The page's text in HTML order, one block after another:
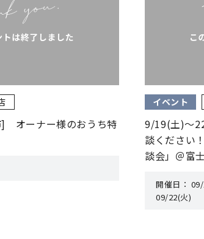
オーナー様のおうち特
イベント
9/19(土)〜
談ください
談会」＠富
開催日：
09/22(火)